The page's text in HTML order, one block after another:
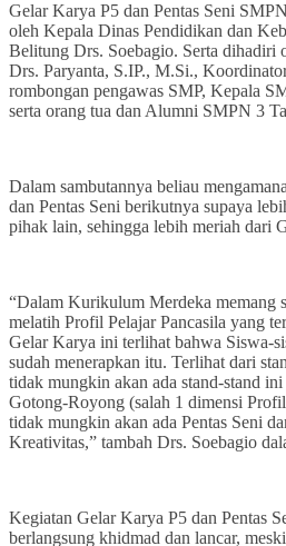
Gelar Karya P5 dan Pentas Seni
oleh Kepala Dinas Pendidikan dan
Belitung Drs. Soebagio. Serta dihadiri
Drs. Paryanta, S.IP., M.Si.,
rombongan pengawas SMP, Kepala
serta orang tua dan Alumni SMPN 3
Dalam sambutannya beliau
dan Pentas Seni berikutnya supaya
pihak lain, sehingga lebih meriah dari
“Dalam Kurikulum Merdeka memang
melatih Profil Pelajar Pancasila yang
Gelar Karya ini terlihat bahwa Siswa-
sudah menerapkan itu. Terlihat dari
tidak mungkin akan ada stand-stand
Gotong-Royong (salah 1 dimensi
tidak mungkin akan ada Pentas Seni
Kreativitas,” tambah Drs. Soebagio
Kegiatan Gelar Karya P5 dan Pentas
berlangsung khidmad dan lancar,